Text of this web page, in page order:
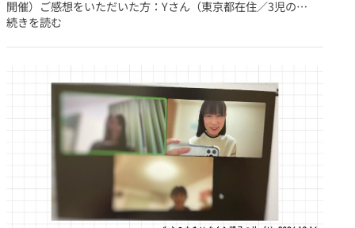
開催）ご感想をいただいた方：Yさん（東京都在住／3児の…
続きを読む